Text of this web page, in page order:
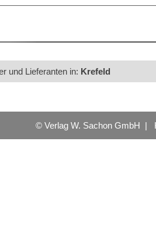
und Lieferanten in: Krefeld
© Verlag W. Sachon GmbH |